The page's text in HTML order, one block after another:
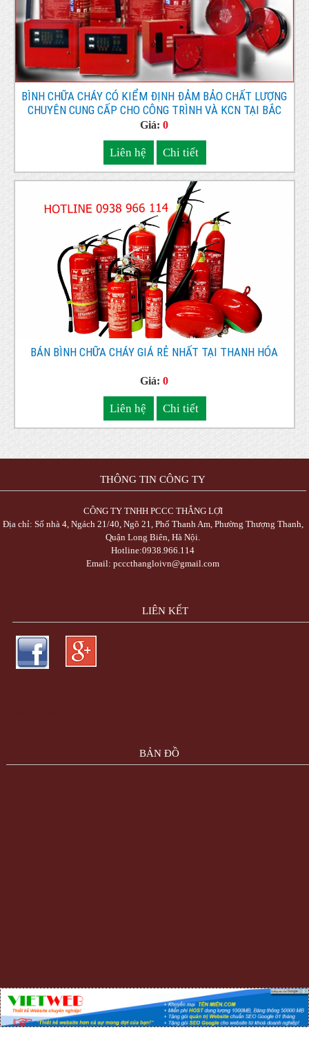
BÌNH CHỮA CHÁY CÓ KIỂM ĐỊNH ĐẢM BẢO CHẤT LƯỢNG
CHUYÊN CUNG CẤP CHO CÔNG TRÌNH VÀ KCN TẠI BẮC
NINH
Giá:0
Liên hệ Chi tiết
BÁN BÌNH CHỮA CHÁY GIÁ RẺ NHẤT TẠI THANH HÓA
Giá:0
Liên hệ Chi tiết
THÔNG TIN CÔNG TY
CÔNG TY TNHH PCCC THẮNG LỢI
Địa chỉ: Số nhà 4, Ngách 21/40, Ngõ 21, Phố Thanh Am, Phường Thượng Thanh,
Quận Long Biên, Hà Nội.
Hotline:0938.966.114
Email: pcccthangloivn@gmail.com
LIÊN KẾT
BẢN ĐỒ